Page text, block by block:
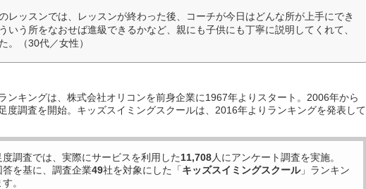
レッスンでは、レッスンが終わった後、コーチが今日はどんな所が上手にでき
いう所をなおせば進級できるかなど、親にも子供にも丁寧に説明してくれて、
。（30代／女性）
ンキングは、株式会社オリコンを前身企業に1967年よりスタート。2006年から
度調査を開始。キッズスイミングスクールは、2016年よりランキングを発表して
調査では、実際にサービスを利用した11,708人にアンケート調査を実施。
を基に、調査企業49社を対象にした「キッズスイミングスクール」ランキン
。